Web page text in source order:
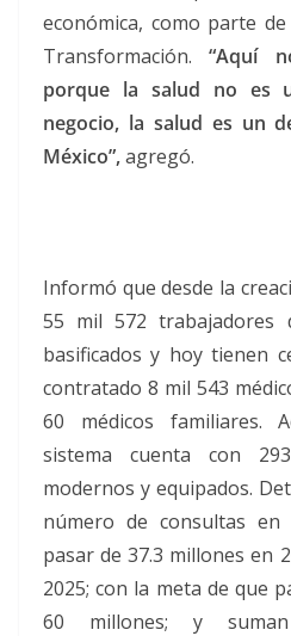
económica, como parte
Transformación.“Aquí
porque la salud no es
negocio, la salud es un
México”,agregó.
Informó que desde la
55 mil 572 trabajadores
basificados y hoy tienen
contratado 8 mil 543
60 médicos familiares.
sistema cuenta con
modernos y equipados.
número de consultas
pasar de 37.3 millones en
2025; con la meta de que
60 millones; y